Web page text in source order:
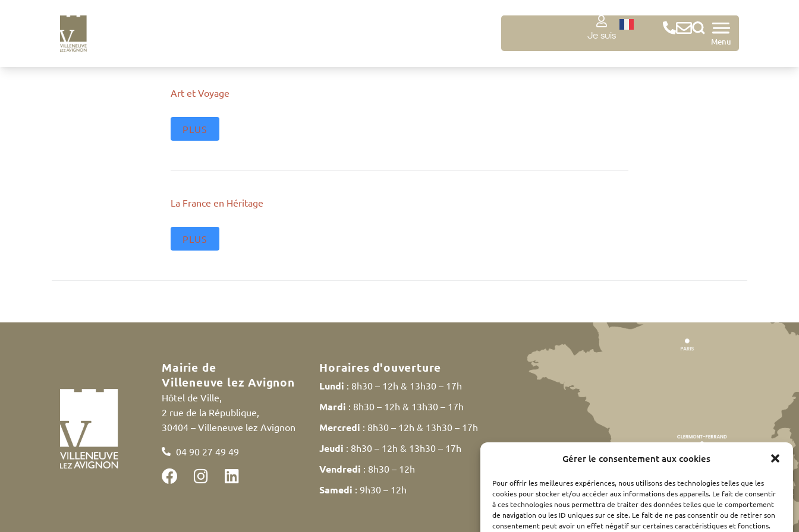
Gérer le consentement aux cookies
Pour offrir les meilleures expériences, nous utilisons des technologies telles que les
cookies pour stocker et/ou accéder aux informations des appareils. Le fait de consentir
à ces technologies nous permettra de traiter des données telles que le comportement
de navigation ou les ID uniques sur ce site. Le fait de ne pas consentir ou de retirer son
consentement peut avoir un effet négatif sur certaines caractéristiques et fonctions.
ri
Menu
Je suis
Art et Voyage
PLUS
La France en Héritage
PLUS
Mairie de
Villeneuve lez Avignon
Hôtel de Ville,
2 rue de la République,
30404 – Villeneuve lez Avignon
04 90 27 49 49
Horaires d'ouverture
Lundi : 8h30 – 12h & 13h30 – 17h
Mardi : 8h30 – 12h & 13h30 – 17h
Mercredi : 8h30 – 12h & 13h30 – 17h
Jeudi : 8h30 – 12h & 13h30 – 17h
Vendredi : 8h30 – 12h
Samedi : 9h30 – 12h